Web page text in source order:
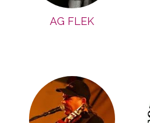
AG FLEK